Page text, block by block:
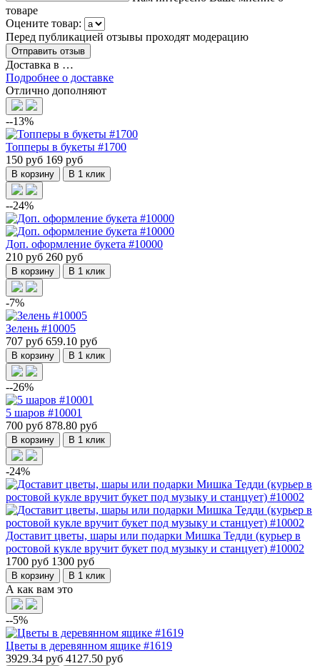
товаре
Оцените товар:
Перед публикацией отзывы проходят модерацию
Доставка в …
Подробнее о доставке
Отлично дополняют
--13%
Топперы в букеты #1700
150 руб 169 руб
В корзину В 1 клик
--24%
Доп. оформление букета #10000
210 руб 260 руб
В корзину В 1 клик
-7%
Зелень #10005
707 руб 659.10 руб
В корзину В 1 клик
--26%
5 шаров #10001
700 руб 878.80 руб
В корзину В 1 клик
-24%
Доставит цветы, шары или подарки Мишка Тедди (курьер в
ростовой кукле вручит букет под музыку и станцует) #10002
1700 руб 1300 руб
В корзину В 1 клик
А как вам это
--5%
Цветы в деревянном ящике #1619
3929.34 руб 4127.50 руб